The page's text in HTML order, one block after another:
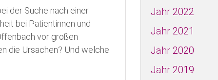
im Kreis Offenbach
der Suche nach einer
bei Patientinnen und
vor großen
die Ursachen? Und welche
Jahr 2022
Jahr 2021
Jahr 2020
Jahr 2019